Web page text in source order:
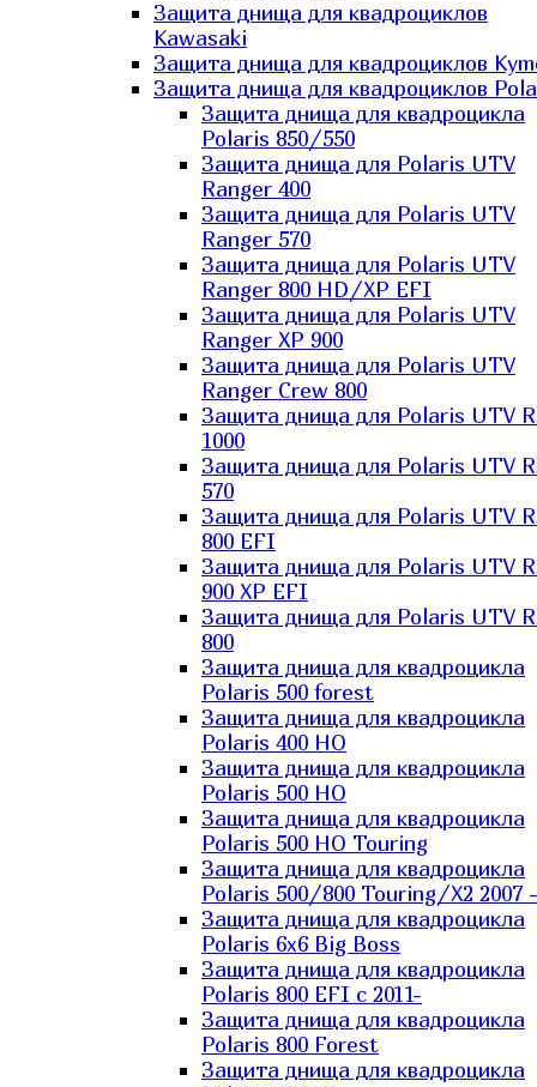
Защита днища для квадроциклов
Kawasaki
Защита днища для квадроциклов
Защита днища для квадроциклов
Защита днища для квадроцикла
Polaris 850/550
Защита днища для Polaris UTV
Ranger 400
Защита днища для Polaris UTV
Ranger 570
Защита днища для Polaris UTV
Ranger 800 HD/XP EFI
Защита днища для Polaris UTV
Ranger XP 900
Защита днища для Polaris UTV
Ranger Сrew 800
Защита днища для Polaris UTV
1000
Защита днища для Polaris UTV
570
Защита днища для Polaris UTV
800 EFI
Защита днища для Polaris UTV
900 XP EFI
Защита днища для Polaris UTV
800
Защита днища для квадроцикла
Polaris 500 forest
Защита днища для квадроцикла
Polaris 400 HO
Защита днища для квадроцикла
Polaris 500 HO
Защита днища для квадроцикла
Polaris 500 HO Touring
Защита днища для квадроцикла
Polaris 500/800 Touring/X2 2007 -
Защита днища для квадроцикла
Polaris 6х6 Big Boss
Защита днища для квадроцикла
Polaris 800 EFI с 2011-
Защита днища для квадроцикла
Polaris 800 Forest
Защита днища для квадроцикла